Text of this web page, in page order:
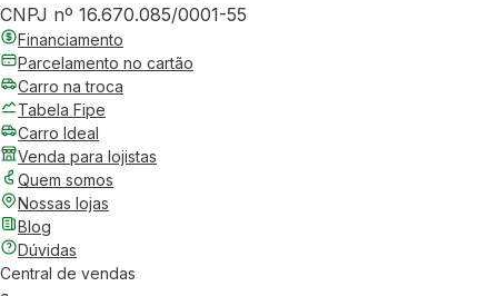
CNPJ nº 16.670.085/0001-55
Financiamento
Parcelamento no cartão
Carro na troca
Tabela Fipe
Carro Ideal
Venda para lojistas
Quem somos
Nossas lojas
Blog
Dúvidas
Central de vendas